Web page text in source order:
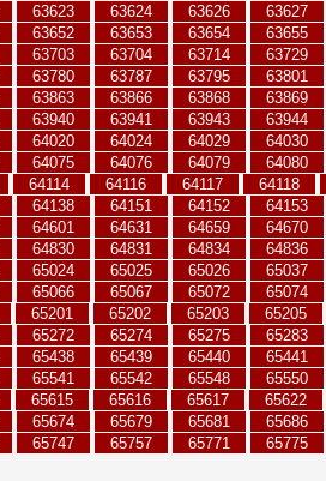
63623 63624 63626 63627
63652 63653 63654 63655
63703 63704 63714 63729
63780 63787 63795 63801
63863 63866 63868 63869
63940 63941 63943 63944
64020 64024 64029 64030
64075 64076 64079 64080
64114 64116 64117 64118
64138 64151 64152 64153
64601 64631 64659 64670
64830 64831 64834 64836
65024 65025 65026 65037
65066 65067 65072 65074
65201 65202 65203 65205
65272 65274 65275 65283
65438 65439 65440 65441
65541 65542 65548 65550
65615 65616 65617 65622
65674 65679 65681 65686
65747 65757 65771 65775